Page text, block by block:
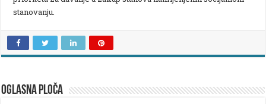
stanovanju.
OGLASNA PLOČA